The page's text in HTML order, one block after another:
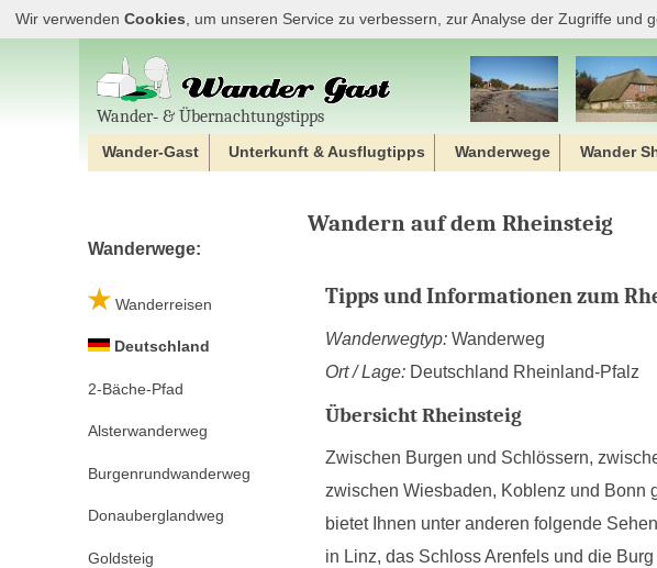
Wir verwenden Cookies , um unseren Service zu verbessern, zur Analyse der Zugriffe
Wander‐ & Übernachtungstipps
Wander-Gast Unterkunft & Ausflugtipps Wanderwege Wander
Wanderwege:
Wanderreisen
Deutschland
2-Bäche-Pfad
Alsterwanderweg
Burgenrundwanderweg
Donauberglandweg
Goldsteig
Wandern auf dem Rheinsteig
Tipps und Informationen zum
Wanderwegtyp: Wanderweg
Ort / Lage: Deutschland Rheinland-Pfalz
Übersicht Rheinsteig
Zwischen Burgen und Schlössern,
zwischen Wiesbaden, Koblenz und Bonn
bietet Ihnen unter anderen folgende
in Linz, das Schloss Arenfels und die